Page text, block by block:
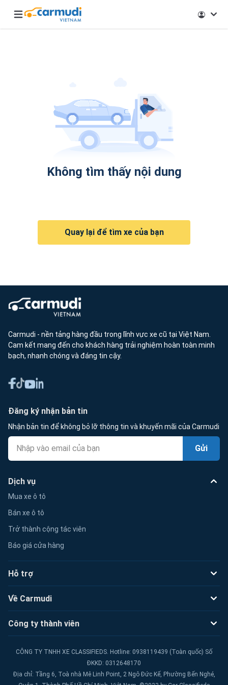
Open main menu
Không tìm thấy nội dung
Quay lại để tìm xe của bạn
Carmudi - nền tảng hàng đầu trong lĩnh vực xe cũ tại Việt Nam.
Cam kết mang đến cho khách hàng trải nghiệm hoàn toàn minh
bạch, nhanh chóng và đáng tin cậy.
Đăng ký nhận bản tin
Nhận bản tin để không bỏ lỡ thông tin và khuyến mãi của Carmudi
Gửi
Dịch vụ
Mua xe ô tô
Bán xe ô tô
Trở thành cộng tác viên
Báo giá cửa hàng
Hỗ trợ
Về Carmudi
Công ty thành viên
CÔNG TY TNHH XE CLASSIFIEDS. Hotline: 0938119439 (Toàn quốc) Số
ĐKKD: 0312648170
Địa chỉ: Tầng 6, Toà nhà Mê Linh Point, 2 Ngô Đức Kế, Phường Bến Nghé,